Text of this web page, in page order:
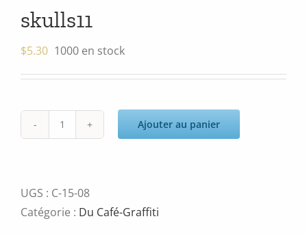
skulls11
$5.30 1000 en stock
quantité
Ajouter au panier
UGS : C-15-08
Catégorie : Du Café-Graffiti